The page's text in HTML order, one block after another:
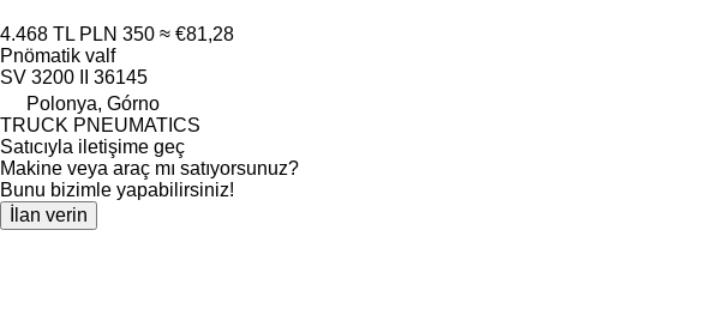
4.468 TL PLN 350 ≈ €81,28
Pnömatik valf
SV 3200 II 36145
Polonya, Górno
TRUCK PNEUMATICS
Satıcıyla iletişime geç
Makine veya araç mı satıyorsunuz?
Bunu bizimle yapabilirsiniz!
İlan verin